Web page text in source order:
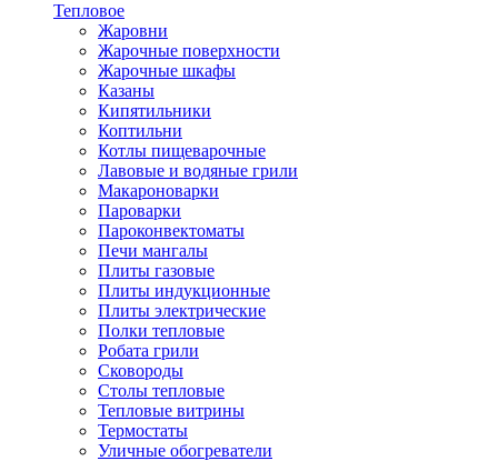
Тепловое
Жаровни
Жарочные поверхности
Жарочные шкафы
Казаны
Кипятильники
Коптильни
Котлы пищеварочные
Лавовые и водяные грили
Макароноварки
Пароварки
Пароконвектоматы
Печи мангалы
Плиты газовые
Плиты индукционные
Плиты электрические
Полки тепловые
Робата грили
Сковороды
Столы тепловые
Тепловые витрины
Термостаты
Уличные обогреватели